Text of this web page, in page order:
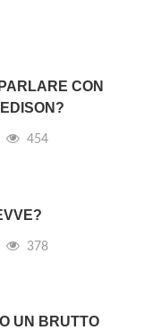
CON
454
378
UN BRUTTO